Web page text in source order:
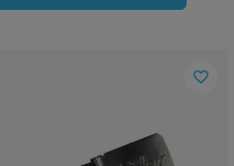
favorite_border